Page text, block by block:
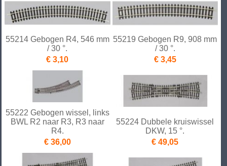
55214 Gebogen R4, 546 mm
/ 30 °.
€ 3,10
55219 Gebogen R9, 908 mm
/ 30 °.
€ 3,45
55222 Gebogen wissel, links
BWL R2 naar R3, R3 naar
R4.
€ 36,00
55224 Dubbele kruiswissel
DKW, 15 °.
€ 49,05